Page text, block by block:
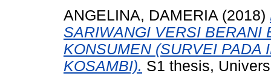
ANGELINA, DAMERIA (2018)
SARIWANGI VERSI BERANI
KONSUMEN (SURVEI PADA
KOSAMBI). S1 thesis,